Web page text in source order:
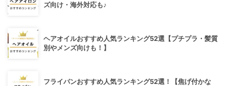
ズ向け・海外対応も♪
ヘアオイルおすすめ人気ランキング52選【プチプラ・髪質
別やメンズ向けも！】
フライパンおすすめ人気ランキング52選！【焦げ付かな